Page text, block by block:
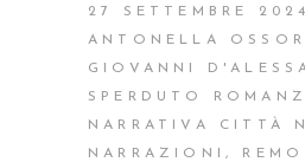
27 SETTEMBRE 2024
ANTONELLA
GIOVANNI
SPERDUTO
NARRATIVA CITTÀ
NARRAZIONI ,